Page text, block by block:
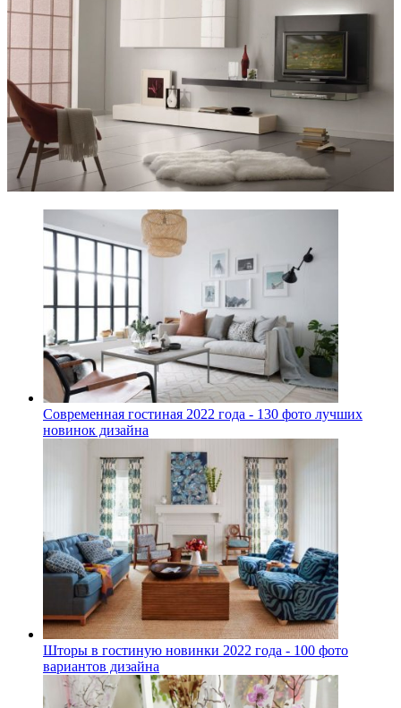
Современная гостиная 2022 года - 130 фото лучших
новинок дизайна
Шторы в гостиную новинки 2022 года - 100 фото
вариантов дизайна